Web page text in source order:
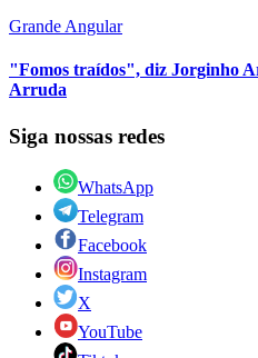
Grande Angular
"Fomos traídos", diz Jorginho
Arruda
Siga nossas redes
WhatsApp
Telegram
Facebook
Instagram
X
YouTube